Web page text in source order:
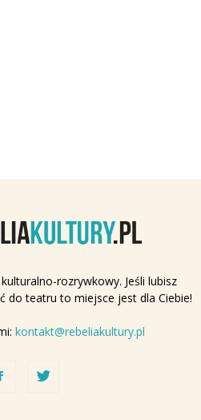
rozrywkowy. Jeśli lubisz
do teatru to miejsce jest dla Ciebie!
kontakt@rebeliakultury.pl